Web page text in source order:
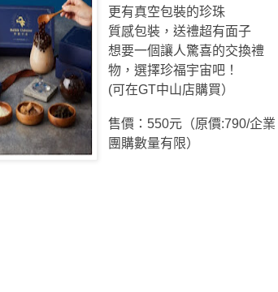
更有真空包裝的珍珠
質感包裝，送禮超有面子
想要一個讓人驚喜的交換禮
物，選擇珍福宇宙吧！
(可在GT中山店購買）
售價：550元（原價:790/企業
團購數量有限）